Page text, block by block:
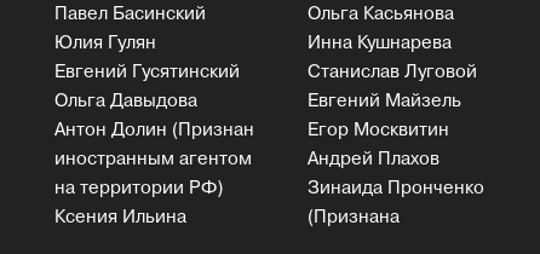
Павел Басинский
Юлия Гулян
Евгений Гусятинский
Ольга Давыдова
Антон Долин (Признан
иностранным агентом
на территории РФ)
Ксения Ильина
Ольга Касьянова
Инна Кушнарева
Станислав Луговой
Евгений Майзель
Егор Москвитин
Андрей Плахов
Зинаида Пронченко
(Признана